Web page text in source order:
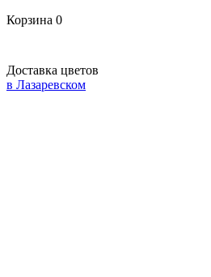
Корзина 0
Доставка цветов
в Лазаревском